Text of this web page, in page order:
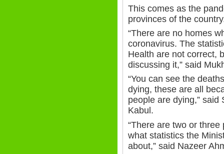
This comes as the
provinces of the
“There are no homes
coronavirus. The
Health are not correct,
discussing it,” said
“You can see the
dying, these are all
people are dying,”
Kabul.
“There are two or three
what statistics the
about,” said Nazeer